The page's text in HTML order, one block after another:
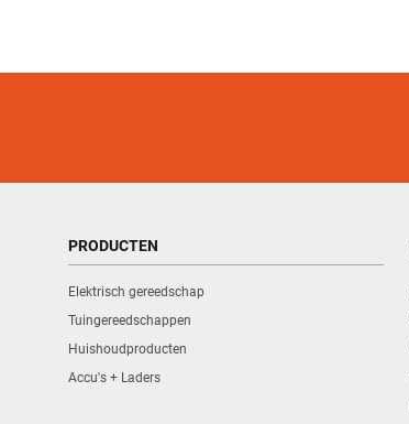
PRODUCTEN
Elektrisch gereedschap
Tuingereedschappen
Huishoudproducten
Accu's + Laders